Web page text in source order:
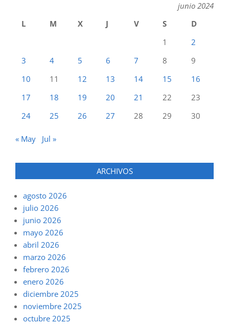
junio 2024
L
M X J V S
D
1
2
3
4 5 6 7 8
9
10
11 12 13 14 15
16
17
18 19 20 21 22
23
24
25 26 27 28 29 30
« May Jul »
ARCHIVOS
agosto 2026
julio 2026
junio 2026
mayo 2026
abril 2026
marzo 2026
febrero 2026
enero 2026
diciembre 2025
noviembre 2025
octubre 2025